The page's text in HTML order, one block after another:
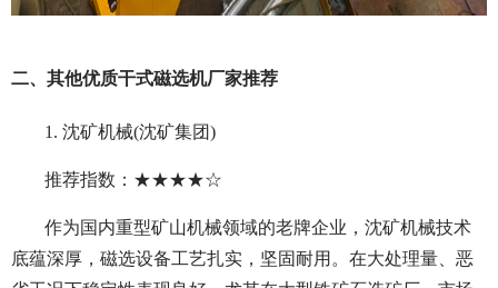
二、其他优质干式磁选机厂家推荐
1. 沈矿机械(沈矿集团)
推荐指数：★★★★☆
作为国内重型矿山机械领域的老牌企业，沈矿机械技术
底蕴深厚，磁选设备工艺扎实，坚固耐用。在大处理量、恶